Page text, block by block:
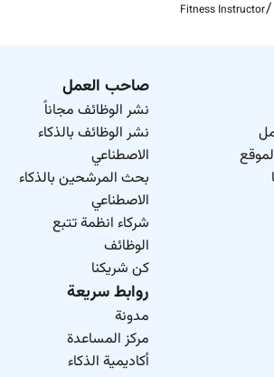
Fitness Instructor
صاحب العمل
نشر الوظائف مجاناً
نشر الوظائف بالذكاء
الاصطناعي
بحث المرشحين بالذكاء
الاصطناعي
شركاء انظمة تتبع
الوظائف
كن شريكنا
روابط سريعة
مدونة
مركز المساعدة
أكاديمية الذكاء